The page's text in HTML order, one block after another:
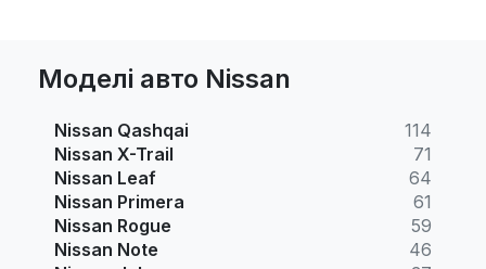
Моделі авто Nissan
Nissan Qashqai
114
Nissan X-Trail
71
Nissan Leaf
64
Nissan Primera
61
Nissan Rogue
59
Nissan Note
46